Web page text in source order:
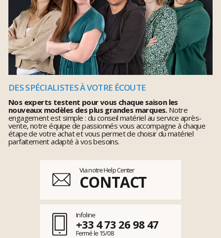
DES SPÉCIALISTES À VOTRE ÉCOUTE
Nos experts testent pour vous chaque saison les
nouveaux modèles des plus grandes marques.Notre
engagement est simple : du conseil matériel au service après-
vente, notre équipe de passionnés vous accompagne à chaque
étape de votre achat et vous permet de choisir du matériel
parfaitement adapté à vos besoins.
Via notre Help Center
CONTACT
Infoline
+33 4 73 26 98 47
Fermé le 15/08